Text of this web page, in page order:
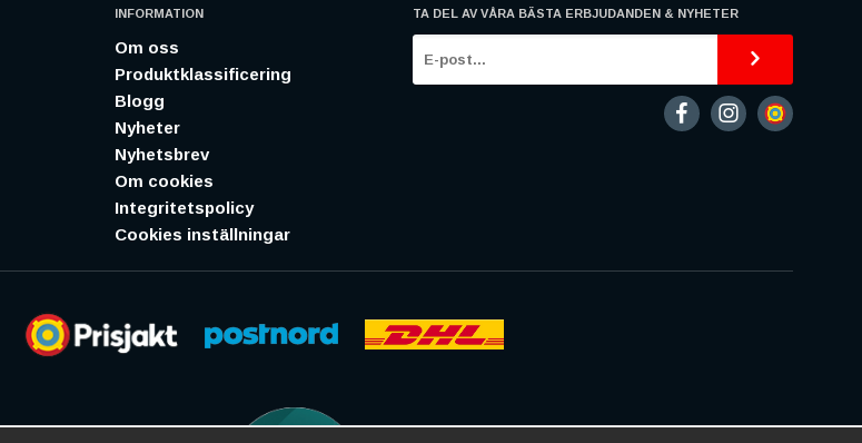
INFORMATION
Om oss
Produktklassificering
Blogg
Nyheter
Nyhetsbrev
Om cookies
Integritetspolicy
Cookies inställningar
TA DEL AV VÅRA BÄSTA ERBJUDANDEN & NYHETER